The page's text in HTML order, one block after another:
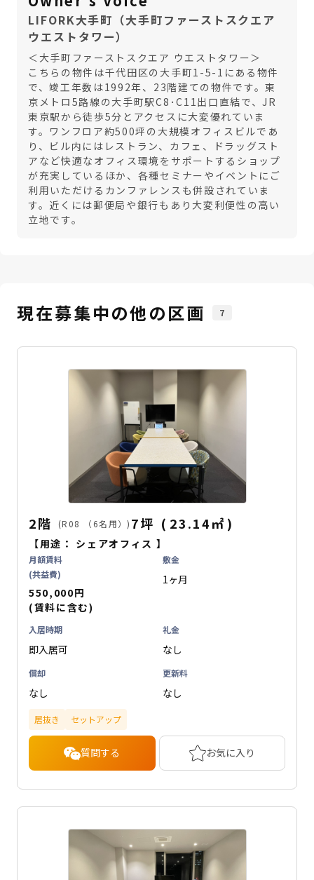
LIFORK大手町（大手町ファーストスクエア
ウエストタワー）
＜大手町ファーストスクエア ウエストタワー＞
こちらの物件は千代田区の大手町1-5-1にある物件
で、竣工年数は1992年、23階建ての物件です。東
京メトロ5路線の大手町駅C8･C11出口直結で、JR
東京駅から徒歩5分とアクセスに大変優れていま
す。ワンフロア約500坪の大規模オフィスビルであ
り、ビル内にはレストラン、カフェ、ドラッグスト
アなど快適なオフィス環境をサポートするショップ
が充実しているほか、各種セミナーやイベントにご
利用いただけるカンファレンスも併設されていま
す。近くには郵便局や銀行もあり大変利便性の高い
立地です。
現在募集中の他の区画 7
2階 (R08 （6名用）) 7坪 ( 23.14㎡ )
【用途： シェアオフィス 】
月額賃料
(共益費)
550,000円
(賃料に含む)
敷金
1ヶ月
入居時期
即入居可
礼金
なし
償却
なし
更新料
なし
居抜き セットアップ
質問する お気に入り